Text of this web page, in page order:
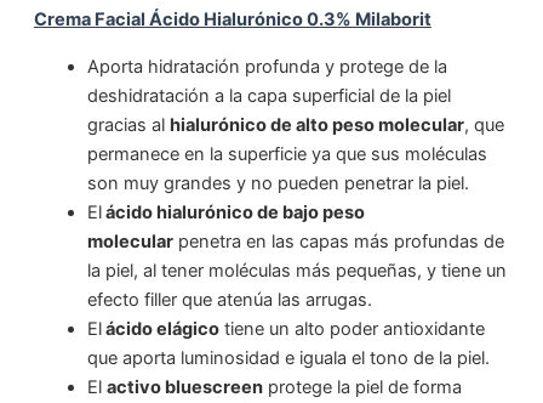
Crema Facial Ácido Hialurónico 0.3% Milaborit
Aporta hidratación profunda y protege de la
deshidratación a la capa superficial de la piel
gracias al hialurónico de alto peso molecular, que
permanece en la superficie ya que sus moléculas
son muy grandes y no pueden penetrar la piel.
Elácido hialurónico de bajo peso
molecularpenetra en las capas más profundas de
la piel, al tener moléculas más pequeñas, y tiene un
efecto filler que atenúa las arrugas.
Elácido elágicotiene un alto poder antioxidante
que aporta luminosidad e iguala el tono de la piel.
El activo bluescreenprotege la piel de forma